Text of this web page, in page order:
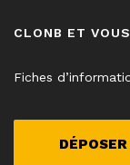
CLONB ET VOUS
Fiches